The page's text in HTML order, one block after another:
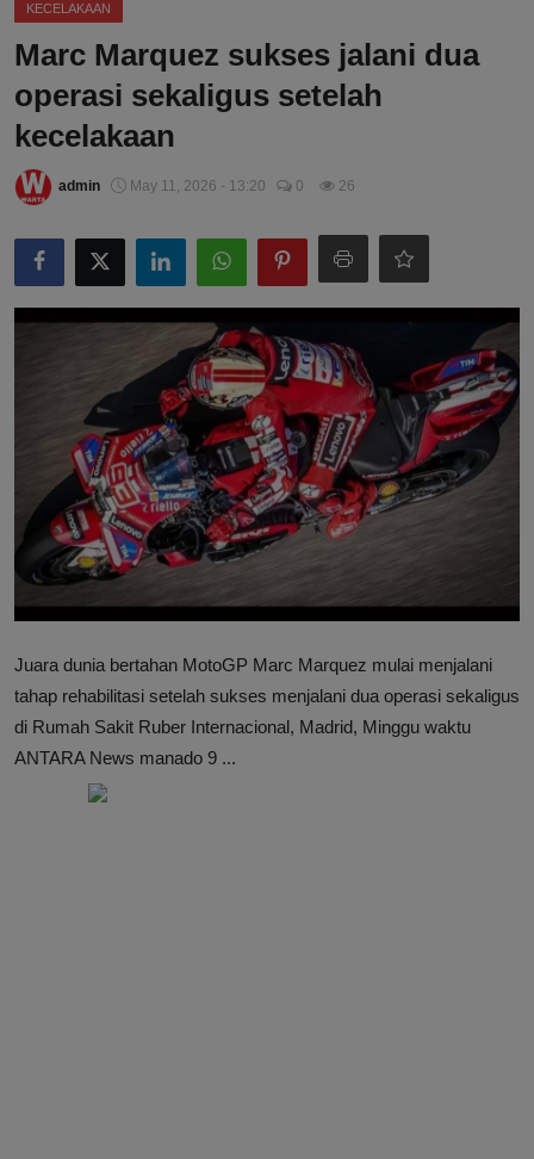
KECELAKAAN
Marc Marquez sukses jalani dua
operasi sekaligus setelah
kecelakaan
admin May 11, 2026 - 13:20 0 26
Juara dunia bertahan MotoGP Marc Marquez mulai menjalani
tahap rehabilitasi setelah sukses menjalani dua operasi sekaligus
di Rumah Sakit Ruber Internacional, Madrid, Minggu waktu
ANTARA News manado 9 ...